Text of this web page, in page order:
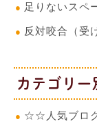
足りないスペ
反対咬合（受
カテゴリー
☆☆人気ブロ